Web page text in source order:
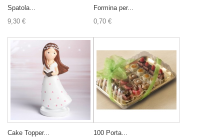
Spatola...
9,30 €
Formina per...
0,70 €
Cake Topper...
100 Porta...